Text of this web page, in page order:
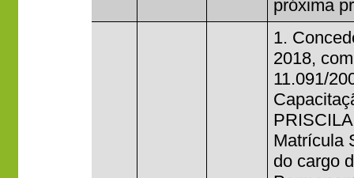
próxima
1.
2018,
11.091/
Matrícula
do cargo